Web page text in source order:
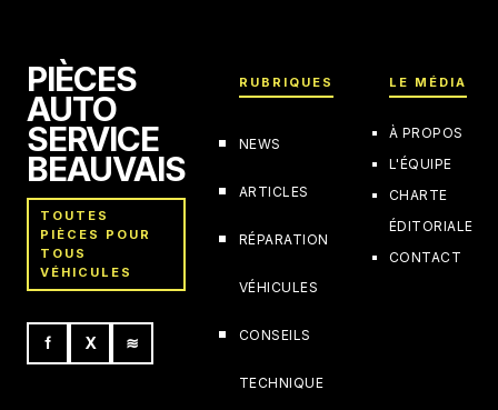
PIÈCES
AUTO
SERVICE
BEAUVAIS
TOUTES
PIÈCES POUR
TOUS
VÉHICULES
f X ≋
RUBRIQUES
NEWS
ARTICLES
RÉPARATION
VÉHICULES
CONSEILS
TECHNIQUE
LE MÉDIA
À PROPOS
L'ÉQUIPE
CHARTE
ÉDITORIALE
CONTACT